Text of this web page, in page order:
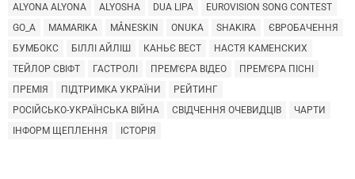
ALYONA ALYONA ALYOSHA DUA LIPA
EUROVISION SONG CONTEST
GO_A
MAMARIKA MÅNESKIN ONUKA SHAKIRA
ЄВРОБАЧЕННЯ
БУМБОКС
БІЛЛІ АЙЛІШ КАНЬЄ ВЕСТ
НАСТЯ КАМЕНСКИХ
ТЕЙЛОР СВІФТ
ГАСТРОЛІ ПРЕМ'ЄРА ВІДЕО
ПРЕМ'ЄРА ПІСНІ
ПРЕМІЯ
ПІДТРИМКА УКРАЇНИ
РЕЙТИНГ
РОСІЙСЬКО-УКРАЇНСЬКА ВІЙНА
СВІДЧЕННЯ ОЧЕВИДЦІВ
ЧАРТИ
ІНФОРМ ЩЕПЛЕННЯ
ІСТОРІЯ